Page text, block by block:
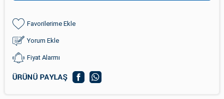
Favorilerime Ekle
Yorum Ekle
Fiyat Alarmı